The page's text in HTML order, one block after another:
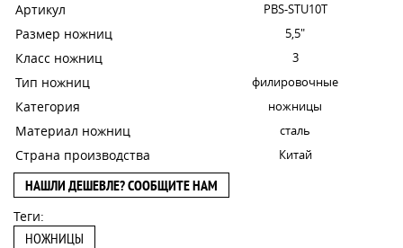
Артикул PBS-STU10T
Размер ножниц 5,5"
Класс ножниц 3
Тип ножниц филировочные
Категория ножницы
Материал ножниц сталь
Страна производства Китай
НАШЛИ ДЕШЕВЛЕ? СООБЩИТЕ НАМ
Теги:
НОЖНИЦЫ